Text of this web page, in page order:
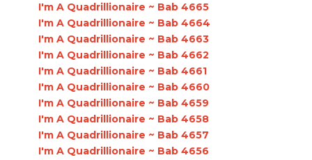
I'm A Quadrillionaire ~ Bab 4665
I'm A Quadrillionaire ~ Bab 4664
I'm A Quadrillionaire ~ Bab 4663
I'm A Quadrillionaire ~ Bab 4662
I'm A Quadrillionaire ~ Bab 4661
I'm A Quadrillionaire ~ Bab 4660
I'm A Quadrillionaire ~ Bab 4659
I'm A Quadrillionaire ~ Bab 4658
I'm A Quadrillionaire ~ Bab 4657
I'm A Quadrillionaire ~ Bab 4656